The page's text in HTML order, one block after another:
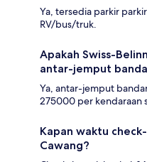
Ya, tersedia parkir
RV/bus/truk.
Apakah Swiss-
antar-jemput
Ya, antar-jemput
275000 per kendaraan
Kapan waktu
Cawang?